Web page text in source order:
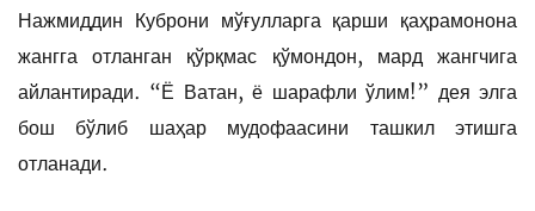
Нажмиддин Куброни мўғулларга қарши қаҳрамонона
жангга отланган қўрқмас қўмондон, мард жангчига
айлантиради. “Ё Ватан, ё шарафли ўлим!” дея элга
бош бўлиб шаҳар мудофаасини ташкил этишга
отланади.